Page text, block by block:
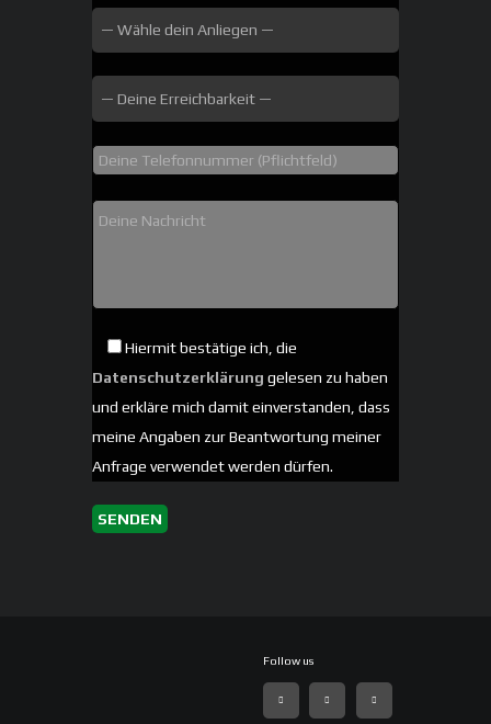
Hiermit bestätige ich, die
Datenschutzerklärung gelesen zu haben
und erkläre mich damit einverstanden, dass
meine Angaben zur Beantwortung meiner
Anfrage verwendet werden dürfen.